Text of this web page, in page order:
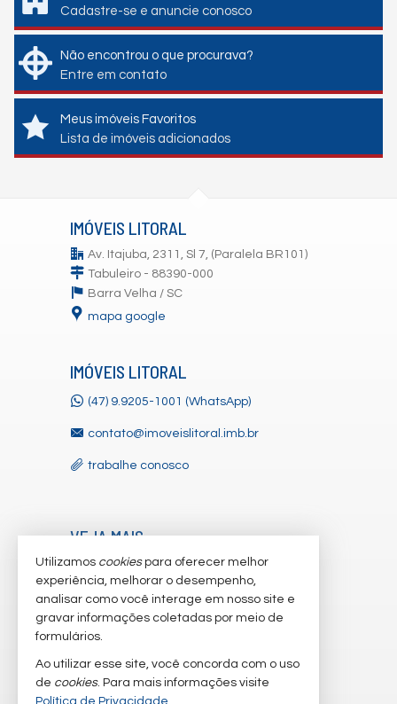
Cadastre-se e anuncie conosco
Não encontrou o que procurava?
Entre em contato
Meus imóveis Favoritos
Lista de imóveis adicionados
IMÓVEIS LITORAL
Av. Itajuba, 2311, Sl 7, (Paralela BR101)
Tabuleiro - 88390-000
Barra Velha / SC
mapa google
IMÓVEIS LITORAL
(47) 9.9205-1001 (WhatsApp)
contato@imoveislitoral.imb.br
trabalhe conosco
VEJA MAIS
receba nosso newsletter
indicadores financeiros
imóveis favoritos
mapa de imóveis
Utilizamos cookiespara oferecer melhor
experiência, melhorar o desempenho,
analisar como você interage em nosso site e
gravar informações coletadas por meio de
formulários.
Ao utilizar esse site, você concorda com o uso
de cookies. Para mais informações visite
Política de Privacidade